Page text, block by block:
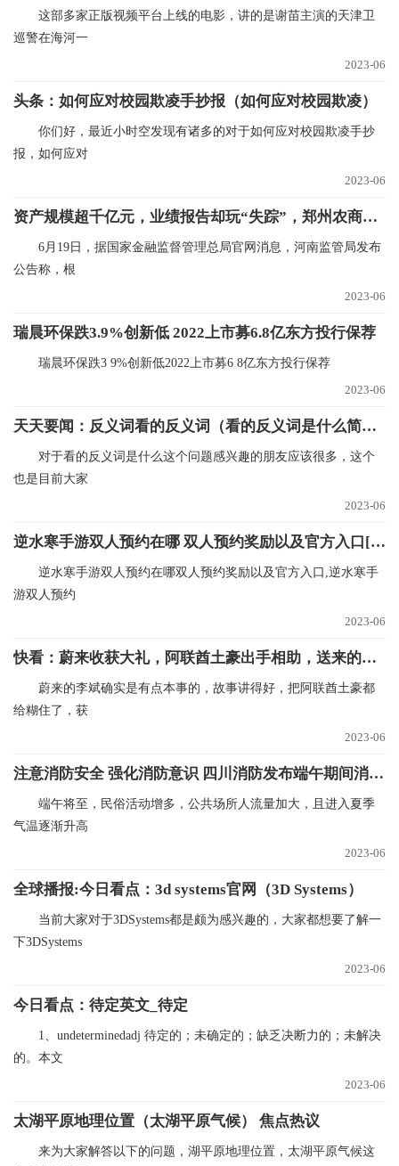
这部多家正版视频平台上线的电影，讲的是谢苗主演的天津卫
巡警在海河一
2023-06
头条：如何应对校园欺凌手抄报（如何应对校园欺凌）
你们好，最近小时空发现有诸多的对于如何应对校园欺凌手抄
报，如何应对
2023-06
资产规模超千亿元，业绩报告却玩“失踪”，郑州农商银行迎来新副行长查恒亮…
6月19日，据国家金融监督管理总局官网消息，河南监管局发布
公告称，根
2023-06
瑞晨环保跌3.9%创新低 2022上市募6.8亿东方投行保荐
瑞晨环保跌3 9%创新低2022上市募6 8亿东方投行保荐
2023-06
天天要闻：反义词看的反义词（看的反义词是什么简介介绍）
对于看的反义词是什么这个问题感兴趣的朋友应该很多，这个
也是目前大家
2023-06
逆水寒手游双人预约在哪 双人预约奖励以及官方入口[多图] 世界独家
逆水寒手游双人预约在哪双人预约奖励以及官方入口,逆水寒手
游双人预约
2023-06
快看：蔚来收获大礼，阿联酋土豪出手相助，送来的钱够蔚来亏一个季度
蔚来的李斌确实是有点本事的，故事讲得好，把阿联酋土豪都
给糊住了，获
2023-06
注意消防安全 强化消防意识 四川消防发布端午期间消防安全提示
端午将至，民俗活动增多，公共场所人流量加大，且进入夏季
气温逐渐升高
2023-06
全球播报:今日看点：3d systems官网（3D Systems）
当前大家对于3DSystems都是颇为感兴趣的，大家都想要了解一
下3DSystems
2023-06
今日看点：待定英文_待定
1、undeterminedadj 待定的；未确定的；缺乏决断力的；未解决
的。本文
2023-06
太湖平原地理位置（太湖平原气候） 焦点热议
来为大家解答以下的问题，湖平原地理位置，太湖平原气候这